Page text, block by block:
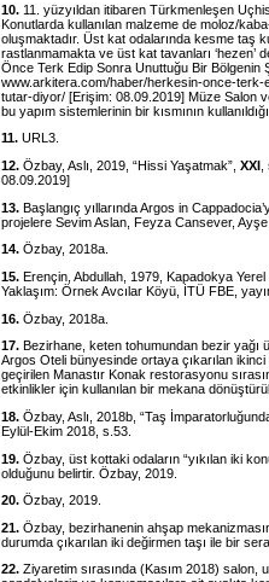
10. 11. yüzyıldan itibaren Türkmenleşen
Konutlarda kullanılan malzeme de moloz/
oluşmaktadır. Üst kat odalarında kesme taş
rastlanmamakta ve üst kat tavanları ‘hezen’
Önce Terk Edip Sonra Unuttuğu Bir Bölgenin
www.arkitera.com/haber/herkesin-once-
tutar-diyor/ [Erişim: 08.09.2019] Müze Salon
bu yapım sistemlerinin bir kısmının
11. URL3.
12. Özbay, Aslı, 2019, “Hissi Yaşatmak”, XXI
08.09.2019]
13. Başlangıç yıllarında Argos in
projelere Sevim Aslan, Feyza Cansever,
14. Özbay, 2018a.
15. Erençin, Abdullah, 1979, Kapadokya
Yaklaşım: Örnek Avcılar Köyü, İTÜ FBE,
16. Özbay, 2018a.
17. Bezirhane, keten tohumundan bezir yağı
Argos Oteli bünyesinde ortaya çıkarılan ikinci
geçirilen Manastır Konak restorasyonu
etkinlikler için kullanılan bir mekana
18. Özbay, Aslı, 2018b, “Taş
Eylül-Ekim 2018, s.53.
19. Özbay, üst kottaki odaların “yıkılan iki
olduğunu belirtir. Özbay, 2019.
20. Özbay, 2019.
21. Özbay, bezirhanenin ahşap
durumda çıkarılan iki değirmen taşı ile bir
22. Ziyaretim sırasında (Kasım 2018) salon,